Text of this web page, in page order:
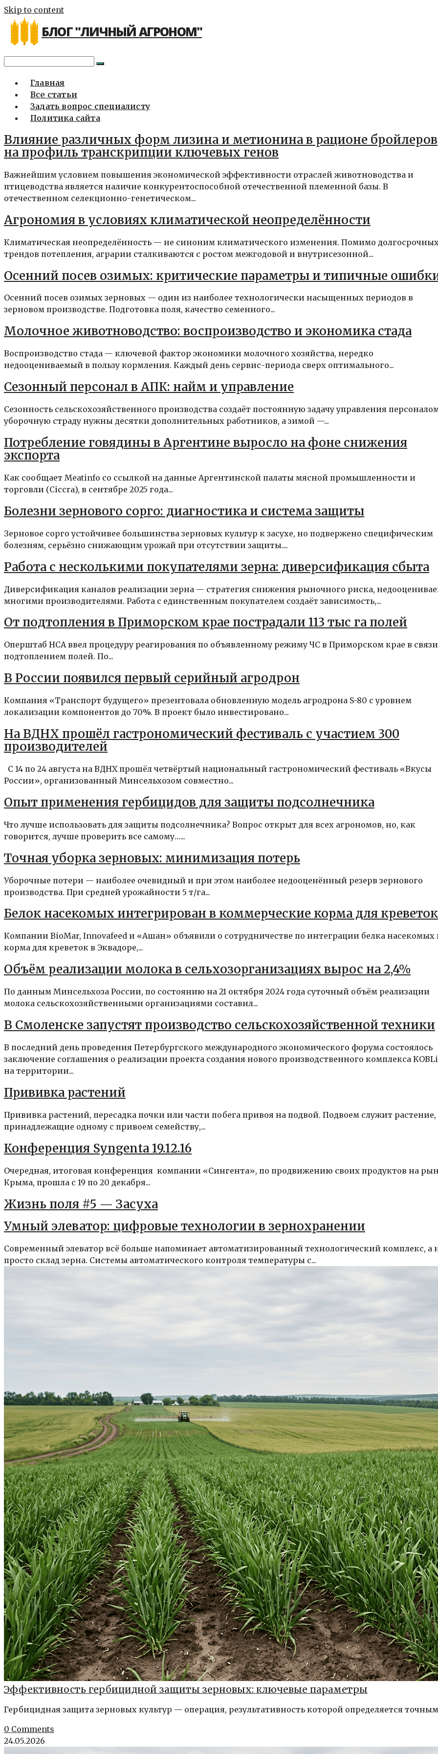
Skip to content
БЛОГ "ЛИЧНЫЙ АГРОНОМ"
Главная
Все статьи
Задать вопрос специалисту
Политика сайта
Влияние различных форм лизина и метионина в рационе бройлеров
на профиль транскрипции ключевых генов
Важнейшим условием повышения экономической эффективности отраслей животноводства и
птицеводства является наличие конкурентоспособной отечественной племенной базы. В
отечественном селекционно-генетическом...
Агрономия в условиях климатической неопределённости
Климатическая неопределённость — не синоним климатического изменения. Помимо
трендов потепления, аграрии сталкиваются с ростом межгодовой и внутрисезонной...
Осенний посев озимых: критические параметры и типичные
Осенний посев озимых зерновых — один из наиболее технологически насыщенных периодов в
зерновом производстве. Подготовка поля, качество семенного...
Молочное животноводство: воспроизводство и экономика стада
Воспроизводство стада — ключевой фактор экономики молочного хозяйства, нередко
недооцениваемый в пользу кормления. Каждый день сервис-периода сверх оптимального...
Сезонный персонал в АПК: найм и управление
Сезонность сельскохозяйственного производства создаёт постоянную задачу управления
уборочную страду нужны десятки дополнительных работников, а зимой —...
Потребление говядины в Аргентине выросло на фоне снижения
экспорта
Как сообщает Meatinfo со ссылкой на данные Аргентинской палаты мясной промышленности и
торговли (Ciccra), в сентябре 2025 года...
Болезни зернового сорго: диагностика и система защиты
Зерновое сорго устойчивее большинства зерновых культур к засухе, но подвержено специфическим
болезням, серьёзно снижающим урожай при отсутствии защиты....
Работа с несколькими покупателями зерна: диверсификация сбыта
Диверсификация каналов реализации зерна — стратегия снижения рыночного риска,
многими производителями. Работа с единственным покупателем создаёт зависимость,...
От подтопления в Приморском крае пострадали 113 тыс га полей
Оперштаб НСА ввел процедуру реагирования по объявленному режиму ЧС в Приморском крае в
подтоплением полей. По...
В России появился первый серийный агродрон
Компания «Транспорт будущего» презентовала обновленную модель агродрона S-80 с уровнем
локализации компонентов до 70%. В проект было инвестировано...
На ВДНХ прошёл гастрономический фестиваль с участием 300
производителей
С 14 по 24 августа на ВДНХ прошёл четвёртый национальный гастрономический фестиваль «Вкусы
России», организованный Минсельхозом совместно...
Опыт применения гербицидов для защиты подсолнечника
Что лучше использовать для защиты подсолнечника? Вопрос открыт для всех агрономов, но, как
говорится, лучше проверить все самому…...
Точная уборка зерновых: минимизация потерь
Уборочные потери — наиболее очевидный и при этом наиболее недооценённый резерв зернового
производства. При средней урожайности 5 т/га...
Белок насекомых интегрирован в коммерческие корма для креветок
Компании BioMar, Innovafeed и «Ашан» объявили о сотрудничестве по интеграции белка насекомых
корма для креветок в Эквадоре,...
Объём реализации молока в сельхозорганизациях вырос на 2,4%
По данным Минсельхоза России, по состоянию на 21 октября 2024 года суточный объём реализации
молока сельскохозяйственными организациями составил...
В Смоленске запустят производство сельскохозяйственной техники
В последний день проведения Петербургского международного экономического форума состоялось
заключение соглашения о реализации проекта создания нового производственного комплекса
на территории...
Прививка растений
Прививка растений, пересадка почки или части побега привоя на подвой. Подвоем служит растение,
принадлежащие одному с привоем семейству,...
Конференция Syngenta 19.12.16
Очередная, итоговая конференция компании «Сингента», по продвижению своих продуктов на
Крыма, прошла с 19 по 20 декабря...
Жизнь поля #5 — Засуха
Умный элеватор: цифровые технологии в зернохранении
Современный элеватор всё больше напоминает автоматизированный технологический комплекс, а
просто склад зерна. Системы автоматического контроля температуры с...
Эффективность гербицидной защиты зерновых: ключевые параметры
Гербицидная защита зерновых культур — операция, результативность которой определяется
0 Comments
24.05.2026